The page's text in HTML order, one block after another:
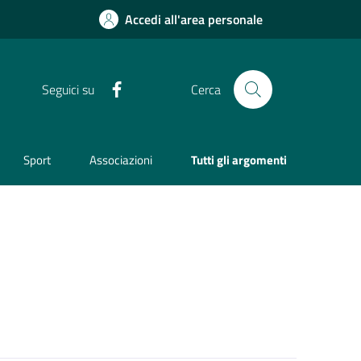
Accedi all'area personale
Seguici su Cerca
Sport Associazioni Tutti gli argomenti